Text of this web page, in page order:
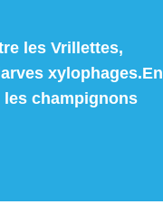
les Vrillettes,
xylophages.En
champignons